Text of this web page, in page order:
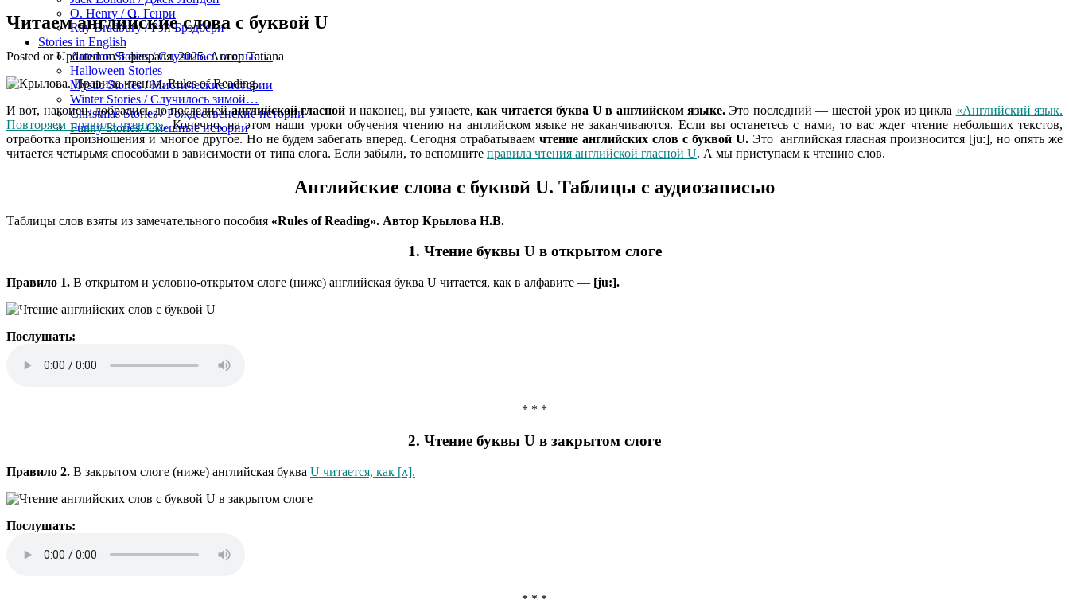
O. Henry / О. Генри
Ray Bradbury / Рэй Брэдбери
Stories in English
Autumn Stories / Случилось осенью…
Halloween Stories
Mystic Stories / Мистические истории
Winter Stories / Случилось зимой…
Christmas Stories / Рождественские истории
Funny Stories/ Смешные истории
Читаем английские слова с буквой U
Posted or Updated on5 февраля, 2025. АвторTatiana
И вот, наконец, добрались до последнейанглийской гласной и наконец, вы узнаете,как читается буква U в английском языке. Это последний — шестой урок из цикла «Aнглийский язык.
Повторяем правила чтения». Конечно, на этом наши уроки обучения чтению на английском языке не заканчиваются. Если вы останетесь с нами, то вас ждет чтение небольших текстов,
отработка произношения и многое другое. Но не будем забегать вперед. Сегодня отрабатываемчтение английских слов с буквой U. Это английская гласная произносится [ju:], но опять же
читается четырьмя способами в зависимости от типа слога. Если забыли, то вспомните правила чтения английской гласной U. А мы приступаем к чтению слов.
Английские слова с буквой U. Таблицы c аудиозаписью
Таблицы слов взяты из замечательного пособия «Rules of Reading». Автор Крылова Н.В.
1. Чтение буквы U в открытом слоге
Правило 1. В открытом и условно-открытом слоге (ниже) английская буква U читается, как в алфавите — [ju:].
Послушать:
* * *
2. Чтение буквы U в закрытом слоге
Правило 2. В закрытом слоге (ниже) английская буква U читается, как [ʌ].
Послушать:
* * *